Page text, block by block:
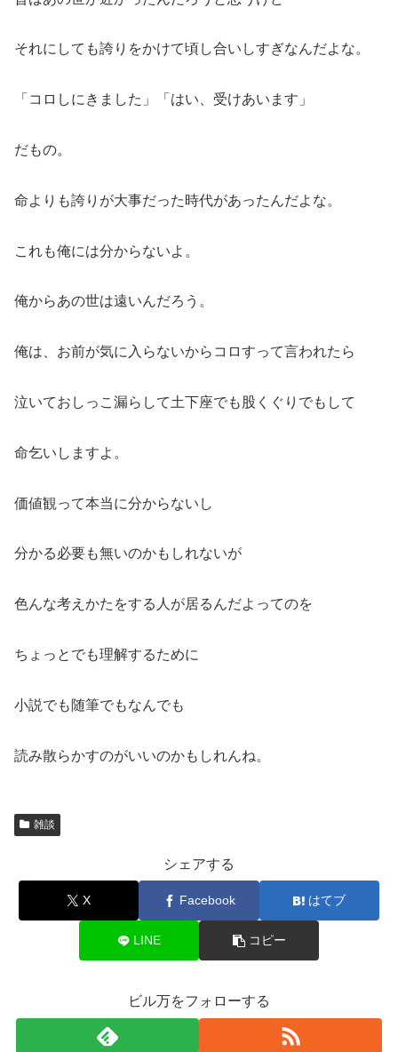
それにしても誇りをかけて頃し合いしすぎなんだよな。
「コロしにきました」「はい、受けあいます」
だもの。
命よりも誇りが大事だった時代があったんだよな。
これも俺には分からないよ。
俺からあの世は遠いんだろう。
俺は、お前が気に入らないからコロすって言われたら
泣いておしっこ漏らして土下座でも股くぐりでもして
命乞いしますよ。
価値観って本当に分からないし
分かる必要も無いのかもしれないが
色んな考えかたをする人が居るんだよってのを
ちょっとでも理解するために
小説でも随筆でもなんでも
読み散らかすのがいいのかもしれんね。
雑談
シェアする
X Facebook はてブ
LINE コピー
ビル万をフォローする